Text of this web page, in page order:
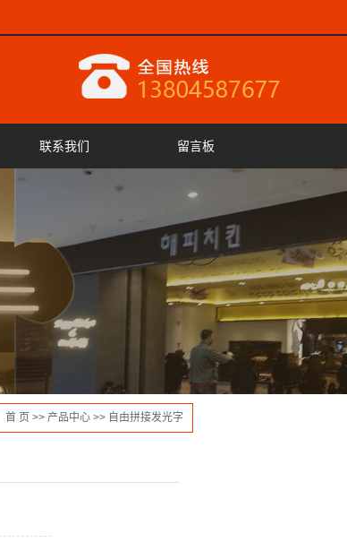
联系我们 留言板
首 页 >> 产品中心 >> 自由拼接发光字